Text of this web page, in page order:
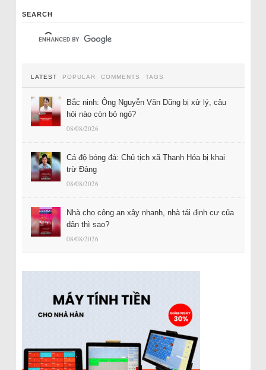
SEARCH
LATEST POPULAR COMMENTS TAGS
Bắc ninh: Ông Nguyễn Văn Dũng bị xử lý, câu
hỏi nào còn bỏ ngỏ?
08/08/2026
Cá độ bóng đá: Chủ tịch xã Thanh Hóa bị khai
trừ Đảng
08/08/2026
Nhà cho công an xây nhanh, nhà tái định cư của
dân thì sao?
08/08/2026